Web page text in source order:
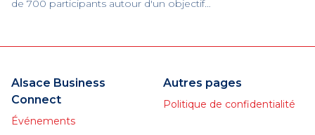
de 700 participants autour d'un objectif
Un succès collectif qui confirme la
Alsace Business
Connect
Événements
Autres pages
Politique de confidentialité